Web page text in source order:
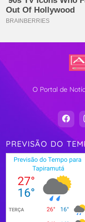
O Portal de
PREVISÃO DO